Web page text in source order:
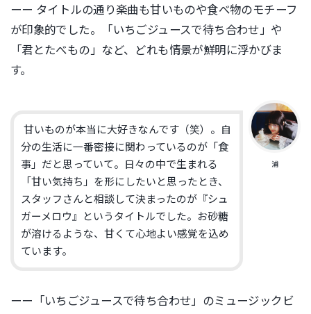
ーー タイトルの通り楽曲も甘いものや食べ物のモチーフ
が印象的でした。「いちごジュースで待ち合わせ」や
「君とたべもの」など、どれも情景が鮮明に浮かびま
す。
浦
甘いものが本当に大好きなんです（笑）。自
分の生活に一番密接に関わっているのが「食
事」だと思っていて。日々の中で生まれる
「甘い気持ち」を形にしたいと思ったとき、
スタッフさんと相談して決まったのが『シュ
ガーメロウ』というタイトルでした。お砂糖
が溶けるような、甘くて心地よい感覚を込め
ています。
ーー「いちごジュースで待ち合わせ」のミュージックビ